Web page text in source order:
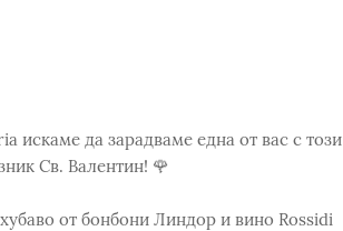
искаме да зарадваме една от вас с този
Св. Валентин! 🌹
от бонбони Линдор и вино Rossidi